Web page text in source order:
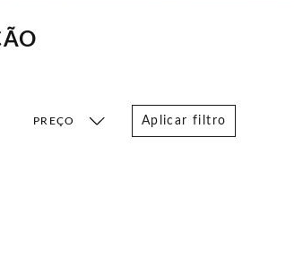
Aplicar filtro